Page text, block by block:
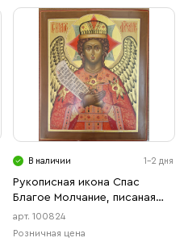
В наличии 1-2 дня
Рукописная икона Спас
Благое Молчание, писаная
икона
арт. 100824
Розничная цена